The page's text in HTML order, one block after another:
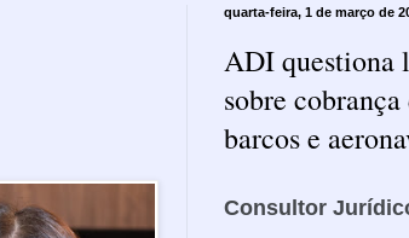
quarta-feira, 1 de março de
ADI questiona
sobre
barcos e
Consultor